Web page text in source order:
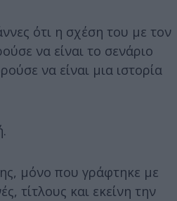
ότι η σχέση του με τον
να είναι το σενάριο
να είναι μια ιστορία
μόνο που γράφτηκε με
τίτλους και εκείνη την